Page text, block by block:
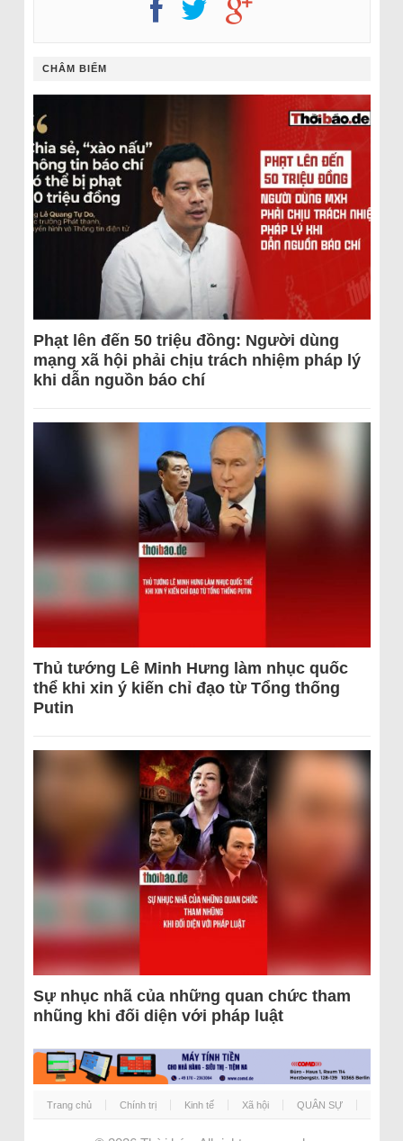
CHÂM BIẾM
Phạt lên đến 50 triệu đồng: Người dùng
mạng xã hội phải chịu trách nhiệm pháp lý
khi dẫn nguồn báo chí
Thủ tướng Lê Minh Hưng làm nhục quốc
thể khi xin ý kiến chỉ đạo từ Tổng thống
Putin
Sự nhục nhã của những quan chức tham
nhũng khi đối diện với pháp luật
Trang chủ Chính trị Kinh tế Xã hội QUÂN SỰ